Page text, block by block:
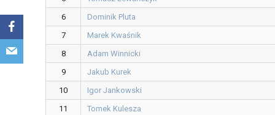
6
Dominik Pluta
7
Marek Kwaśnik
8
Adam Winnicki
9
Jakub Kurek
10
Igor Jankowski
11
Tomek Kulesza